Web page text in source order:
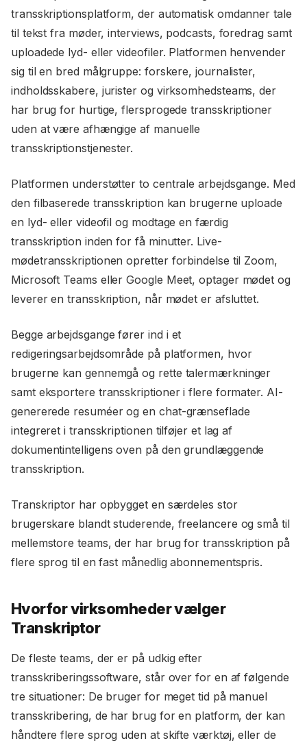
transskriptionsplatform, der automatisk omdanner tale
til tekst fra møder, interviews, podcasts, foredrag samt
uploadede lyd- eller videofiler. Platformen henvender
sig til en bred målgruppe: forskere, journalister,
indholdsskabere, jurister og virksomhedsteams, der
har brug for hurtige, flersprogede transskriptioner
uden at være afhængige af manuelle
transskriptionstjenester.
Platformen understøtter to centrale arbejdsgange. Med
den filbaserede transskription kan brugerne uploade
en lyd- eller videofil og modtage en færdig
transskription inden for få minutter. Live-
mødetransskriptionen opretter forbindelse til Zoom,
Microsoft Teams eller Google Meet, optager mødet og
leverer en transskription, når mødet er afsluttet.
Begge arbejdsgange fører ind i et
redigeringsarbejdsområde på platformen, hvor
brugerne kan gennemgå og rette talermærkninger
samt eksportere transskriptioner i flere formater. AI-
genererede resuméer og en chat-grænseflade
integreret i transskriptionen tilføjer et lag af
dokumentintelligens oven på den grundlæggende
transskription.
Transkriptor har opbygget en særdeles stor
brugerskare blandt studerende, freelancere og små til
mellemstore teams, der har brug for transskription på
flere sprog til en fast månedlig abonnementspris.
Hvorfor virksomheder vælger
Transkriptor
De fleste teams, der er på udkig efter
transskriberingssoftware, står over for en af følgende
tre situationer: De bruger for meget tid på manuel
transskribering, de har brug for en platform, der kan
håndtere flere sprog uden at skifte værktøj, eller de